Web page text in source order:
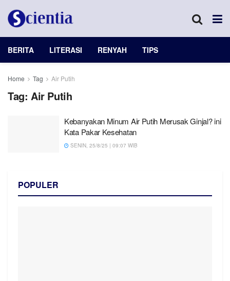
BERITA LITERASI RENYAH TIPS
Home Tag Air Putih
Tag: Air Putih
Kebanyakan Minum Air Putih Merusak Ginjal? ini
Kata Pakar Kesehatan
SENIN, 25/8/25 | 09:07 WIB
POPULER